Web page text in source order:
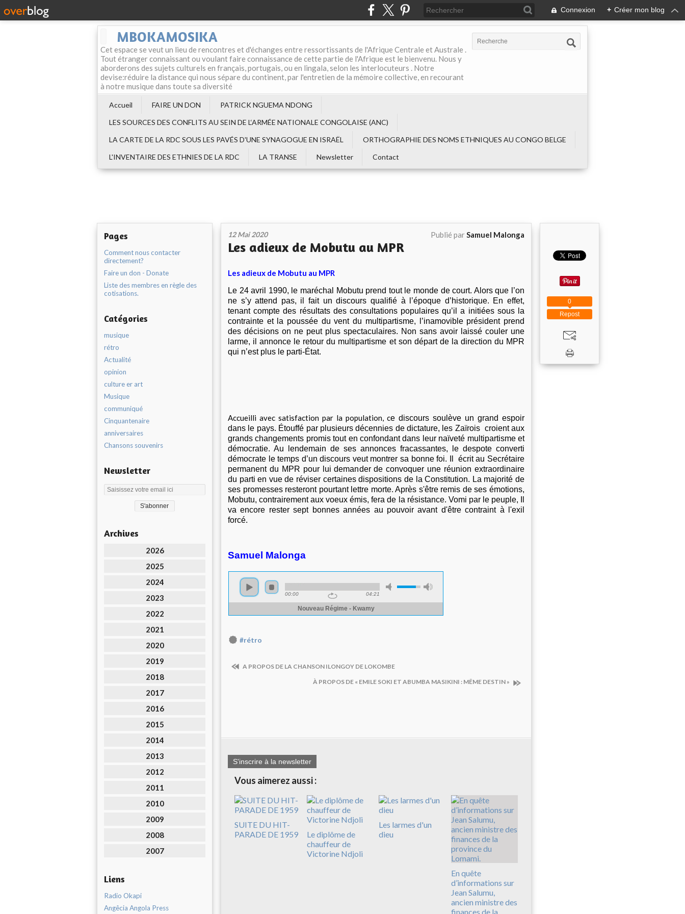
Connexion + Créer mon blog
MBOKAMOSIKA
Cet espace se veut un lieu de rencontres et d'échanges entre ressortissants de l'Afrique Centrale et Australe .
Tout étranger connaissant ou voulant faire connaissance de cette partie de l'Afrique est le bienvenu. Nous y
aborderons des sujets culturels en français, portugais, ou en lingala, selon les interlocuteurs . Notre
devise:réduire la distance qui nous sépare du continent, par l'entretien de la mémoire collective, en recourant
à notre musique dans toute sa diversité
Accueil FAIRE UN DON
PATRICK NGUEMA NDONG
LES SOURCES DES CONFLITS AU SEIN DE L‘ARMÉE NATIONALE CONGOLAISE (ANC)
LA CARTE DE LA RDC SOUS LES PAVÉS D'UNE SYNAGOGUE EN ISRAËL
ORTHOGRAPHIE DES NOMS ETHNIQUES AU CONGO BELGE
L'INVENTAIRE DES ETHNIES DE LA RDC
LA TRANSE Newsletter Contact
Pages
Comment nous contacter
directement?
Faire un don - Donate
Liste des membres en règle des
cotisations.
Catégories
musique
rétro
Actualité
opinion
culture er art
Musique
communiqué
Cinquantenaire
anniversaires
Chansons souvenirs
Newsletter
Archives
2026
2025
2024
2023
2022
2021
2020
2019
2018
2017
2016
2015
2014
2013
2012
2011
2010
2009
2008
2007
Liens
Radio Okapi
Angêcia Angola Press
12 Mai 2020 Publié parSamuel Malonga
Les adieux de Mobutu au MPR
Les adieux de Mobutu au MPR
Le 24 avril 1990, le maréchal Mobutu prend tout le monde de court. Alors que l’on
ne s’y attend pas, il fait un discours qualifié à l’époque d’historique. En effet,
tenant compte des résultats des consultations populaires qu’il a initiées sous la
contrainte et la poussée du vent du multipartisme, l’inamovible président prend
des décisions on ne peut plus spectaculaires. Non sans avoir laissé couler une
larme, il annonce le retour du multipartisme et son départ de la direction du MPR
qui n’est plus le parti-État.
Accueilli avec satisfaction par la population, ce discours soulève un grand espoir
dans le pays. Étouffé par plusieurs décennies de dictature, les Zaïrois croient aux
grands changements promis tout en confondant dans leur naïveté multipartisme et
démocratie. Au lendemain de ses annonces fracassantes, le despote converti
démocrate le temps d’un discours veut montrer sa bonne foi. Il écrit au Secrétaire
permanent du MPR pour lui demander de convoquer une réunion extraordinaire
du parti en vue de réviser certaines dispositions de la Constitution. La majorité de
ses promesses resteront pourtant lettre morte. Après s'être remis de ses émotions,
Mobutu, contrairement aux voeux émis, fera de la résistance. Vomi par le peuple, Il
va encore rester sept bonnes années au pouvoir avant d'être contraint à l'exil
forcé.
Samuel Malonga
#rétro
A PROPOS DE LA CHANSON ILONGOY DE LOKOMBE
À PROPOS DE « EMILE SOKI ET ABUMBA MASIKINI : MÊME DESTIN »
S'inscrire à la newsletter
Vous aimerez aussi :
SUITE DU HIT-
PARADE DE 1959
Le diplôme de
chauffeur de
Victorine Ndjoli
Les larmes d'un
dieu
En quête
d’informations sur
Jean Salumu,
ancien ministre des
finances de la
Repost
0